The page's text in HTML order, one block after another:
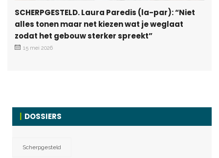
SCHERPGESTELD. Laura Paredis (la-par): “Niet
alles tonen maar net kiezen wat je weglaat
zodat het gebouw sterker spreekt”
15 mei 2026
DOSSIERS
Scherpgesteld